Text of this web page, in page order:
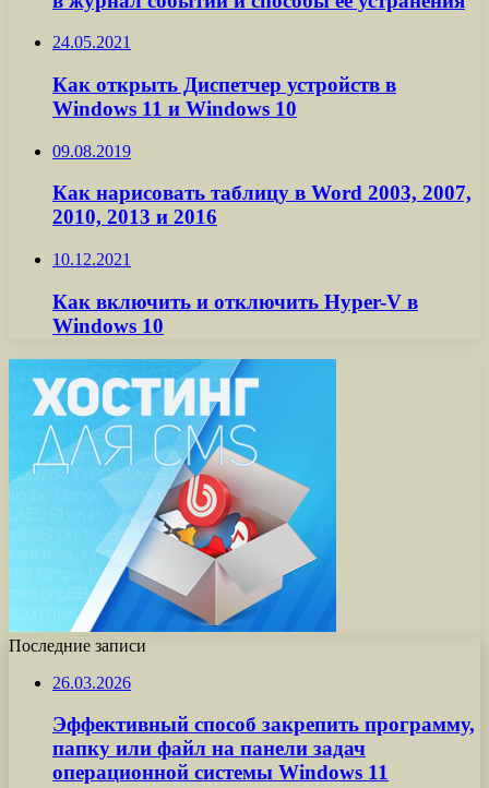
24.05.2021
Как открыть Диспетчер устройств в
Windows 11 и Windows 10
09.08.2019
Как нарисовать таблицу в Word 2003, 2007,
2010, 2013 и 2016
10.12.2021
Как включить и отключить Hyper-V в
Windows 10
Последние записи
26.03.2026
Эффективный способ закрепить программу,
папку или файл на панели задач
операционной системы Windows 11